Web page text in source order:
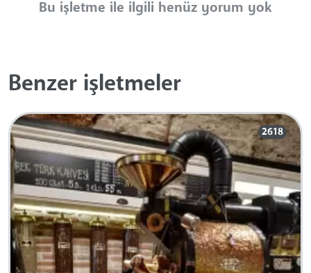
Bu işletme ile ilgili henüz yorum yok
Benzer işletmeler
2618